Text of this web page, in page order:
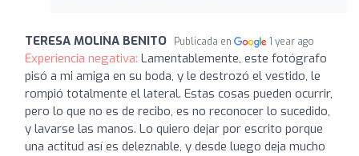
TERESA MOLINA BENITO Publicada en 1 year ago
Experiencia negativa: Lamentablemente, este fotógrafo
pisó a mi amiga en su boda, y le destrozó el vestido, le
rompió totalmente el lateral. Estas cosas pueden ocurrir,
pero lo que no es de recibo, es no reconocer lo sucedido,
y lavarse las manos. Lo quiero dejar por escrito porque
una actitud así es deleznable, y desde luego deja mucho